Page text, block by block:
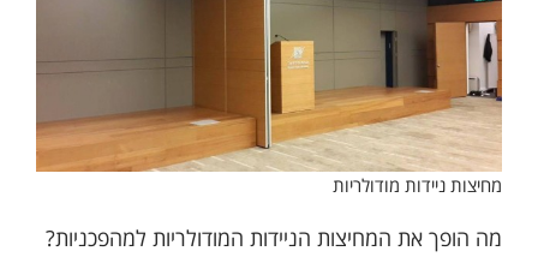
מחיצות ניידות מודולריות
מה הופך את המחיצות הניידות המודולריות למהפכניות?